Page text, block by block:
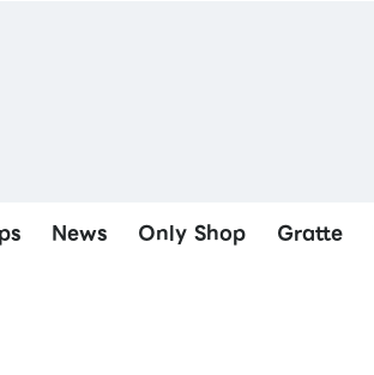
News Only Shop Gratte